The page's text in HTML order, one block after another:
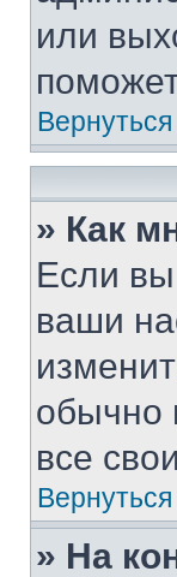
или
» Как
Если вы
ваши
обычно
все
» На